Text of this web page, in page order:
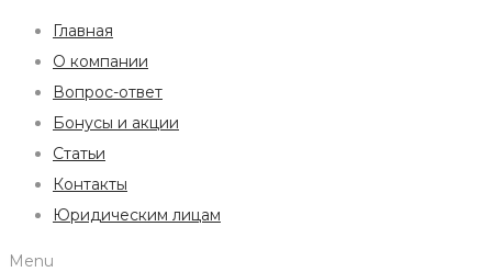
Главная
О компании
Вопрос-ответ
Бонусы и акции
Статьи
Контакты
Юридическим лицам
Menu